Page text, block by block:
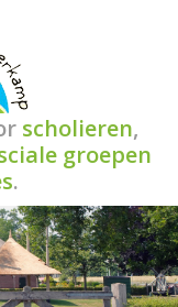
scholieren,
groepen
.